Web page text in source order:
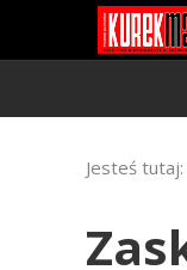
Jesteś tutaj: